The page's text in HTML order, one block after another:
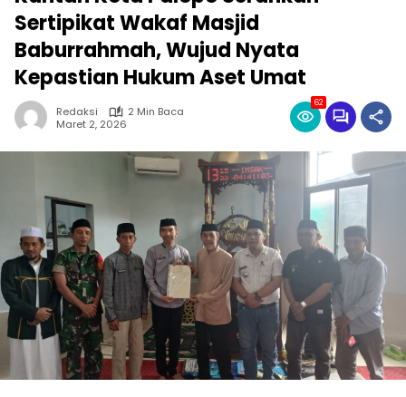
Sertipikat Wakaf Masjid
Baburrahmah, Wujud Nyata
Kepastian Hukum Aset Umat
Redaksi
2 Min Baca
Maret 2, 2026
62